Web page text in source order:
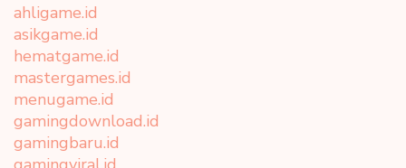
ahligame.id
asikgame.id
hematgame.id
mastergames.id
menugame.id
gamingdownload.id
gamingbaru.id